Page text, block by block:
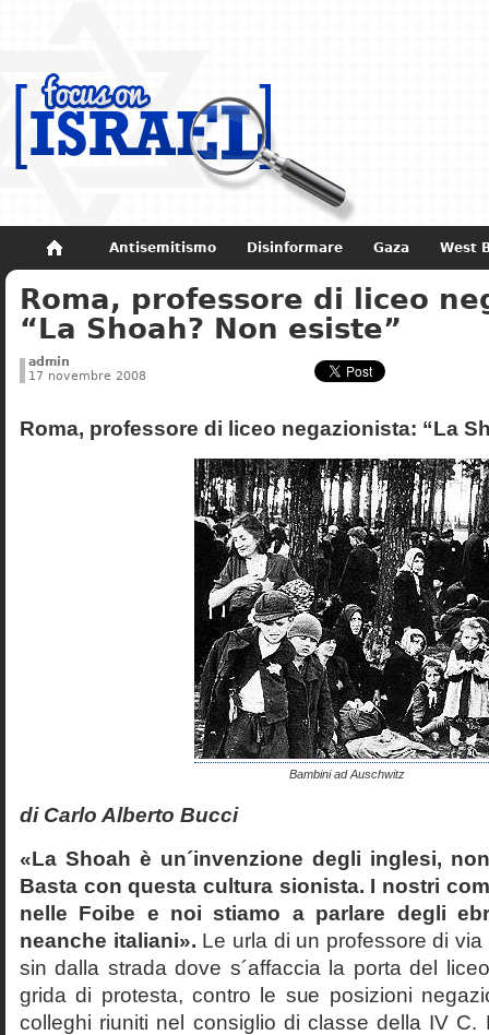
Antisemitismo Disinformare Gaza West
Non dimenticare Storia di Israele
Roma, professore di liceo
“La Shoah? Non esiste”
admin
17 novembre 2008
Roma, professore di liceo negazionista: “La
Bambini ad Auschwitz
di Carlo Alberto Bucci
«La Shoah è un´invenzione degli inglesi,
Basta con questa cultura sionista. I nostri
nelle Foibe e noi stiamo a parlare degli
neanche italiani». Le urla di un professore di
sin dalla strada dove s´affaccia la porta del
grida di protesta, contro le sue posizioni
colleghi riuniti nel consiglio di classe della IV C.